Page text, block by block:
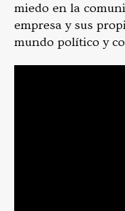
miedo en la
empresa y sus
mundo político y